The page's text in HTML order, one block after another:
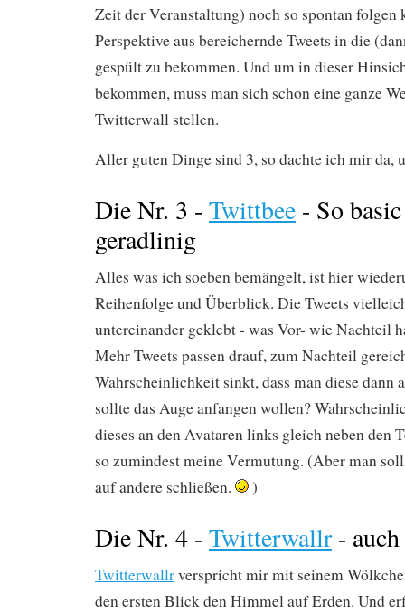
Zeit der Veranstaltung) noch so spontan folgen
Perspektive aus bereichernde Tweets in die
gespült zu bekommen. Und um in dieser
bekommen, muss man sich schon eine ganze
Twitterwall stellen.
Aller guten Dinge sind 3, so dachte ich mir da,
Die Nr. 3 - Twittbee - So
geradlinig
Alles was ich soeben bemängelt, ist hier
Reihenfolge und Überblick. Die Tweets
untereinander geklebt - was Vor- wie Nachteil
Mehr Tweets passen drauf, zum Nachteil
Wahrscheinlichkeit sinkt, dass man diese dann
sollte das Auge anfangen wollen?
dieses an den Avataren links gleich neben den
so zumindest meine Vermutung. (Aber man
auf andere schließen.
)
Die Nr. 4 - Twitterwallr- auch
Twitterwallrverspricht mir mit seinem
den ersten Blick den Himmel auf Erden. Und